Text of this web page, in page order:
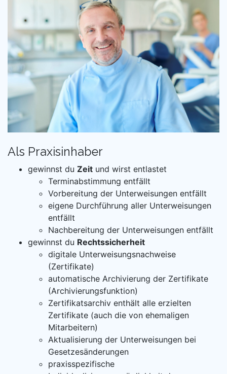
Als Praxisinhaber
gewinnst du Zeit und wirst entlastet
Terminabstimmung entfällt
Vorbereitung der Unterweisungen entfällt
eigene Durchführung aller Unterweisungen
entfällt
Nachbereitung der Unterweisungen entfällt
gewinnst du Rechtssicherheit
digitale Unterweisungsnachweise
(Zertifikate)
automatische Archivierung der Zertifikate
(Archivierungsfunktion)
Zertifikatsarchiv enthält alle erzielten
Zertifikate (auch die von ehemaligen
Mitarbeitern)
Aktualisierung der Unterweisungen bei
Gesetzesänderungen
praxisspezifische